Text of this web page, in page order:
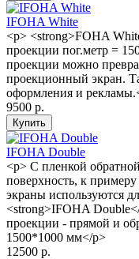
IFOHA White
<p> <strong>FOHA
проекции пог.метр =
проекции можно
проекционный экран.
оформления и
9500 р.
IFOHA Double
<p> С пленкой
поверхность, к
экраны используются
<strong>IFOHA
проекции - прямой и
1500*1000 мм</p>
12500 р.